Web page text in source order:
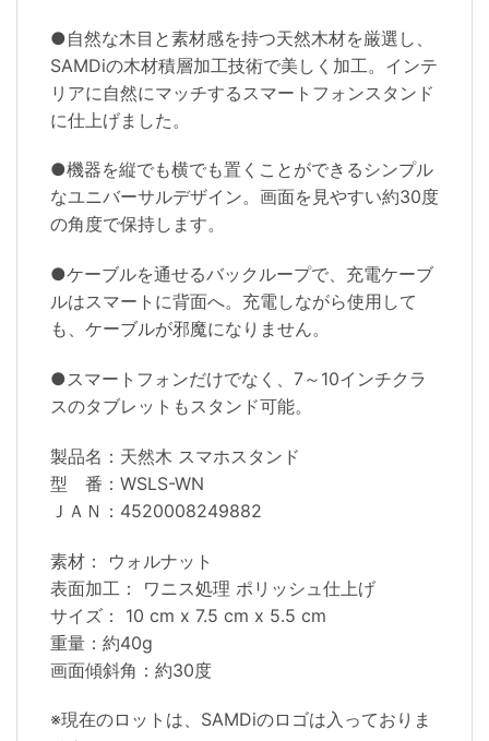
●自然な木目と素材感を持つ天然木材を厳選し、
SAMDiの木材積層加工技術で美しく加工。インテ
リアに自然にマッチするスマートフォンスタンド
に仕上げました。
●機器を縦でも横でも置くことができるシンプル
なユニバーサルデザイン。画面を見やすい約30度
の角度で保持します。
●ケーブルを通せるバックループで、充電ケーブ
ルはスマートに背面へ。充電しながら使用して
も、ケーブルが邪魔になりません。
●スマートフォンだけでなく、7～10インチクラ
スのタブレットもスタンド可能。
製品名：天然木 スマホスタンド
型 番：WSLS-WN
ＪＡＮ：4520008249882
素材： ウォルナット
表面加工： ワニス処理 ポリッシュ仕上げ
サイズ： 10 cm x 7.5 cm x 5.5 cm
重量：約40g
画面傾斜角：約30度
※現在のロットは、SAMDiのロゴは入っておりま